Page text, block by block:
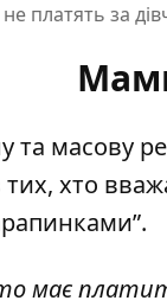
не платять за
та масову
хто
має